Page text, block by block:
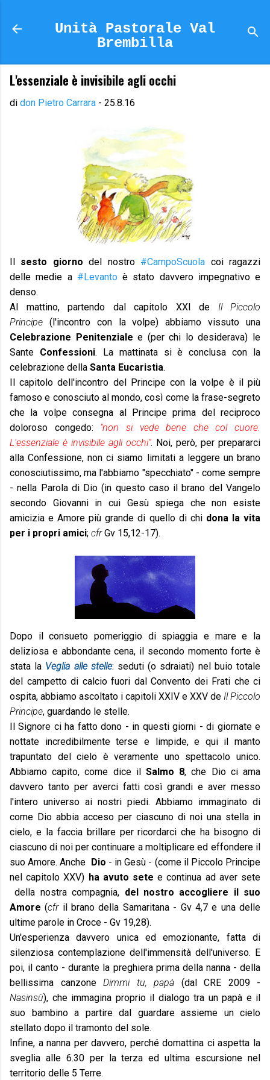
Unità Pastorale Val
Brembilla
L'essenziale è invisibile agli occhi
di don Pietro Carrara - 25.8.16
Il sesto giorno del nostro #CampoScuola coi ragazzi
delle medie a #Levantoè stato davvero impegnativo e
denso.
Al mattino, partendo dal capitolo XXI de Il Piccolo
Principe (l'incontro con la volpe) abbiamo vissuto una
Celebrazione Penitenziale e (per chi lo desiderava) le
Sante Confessioni. La mattinata si è conclusa con la
celebrazione della Santa Eucaristia.
Il capitolo dell'incontro del Principe con la volpe è il più
famoso e conosciuto al mondo, così come la frase-segreto
che la volpe consegna al Principe prima del reciproco
doloroso congedo: "non si vede bene che col cuore.
L'essenziale è invisibile agli occhi". Noi, però, per prepararci
alla Confessione, non ci siamo limitati a leggere un brano
conosciutissimo, ma l'abbiamo "specchiato" - come sempre
- nella Parola di Dio (in questo caso il brano del Vangelo
secondo Giovanni in cui Gesù spiega che non esiste
amicizia e Amore più grande di quello di chi dona la vita
per i propri amici; cfrGv 15,12-17).
Dopo il consueto pomeriggio di spiaggia e mare e la
deliziosa e abbondante cena, il secondo momento forte è
stata la Veglia alle stelle: seduti (o sdraiati) nel buio totale
del campetto di calcio fuori dal Convento dei Frati che ci
ospita, abbiamo ascoltato i capitoli XXIV e XXV de Il Piccolo
Principe, guardando le stelle.
Il Signore ci ha fatto dono - in questi giorni - di giornate e
nottate incredibilmente terse e limpide, e qui il manto
trapuntato del cielo è veramente uno spettacolo unico.
Abbiamo capito, come dice il Salmo 8, che Dio ci ama
davvero tanto per averci fatti così grandi e aver messo
l'intero universo ai nostri piedi. Abbiamo immaginato di
come Dio abbia acceso per ciascuno di noi una stella in
cielo, e la faccia brillare per ricordarci che ha bisogno di
ciascuno di noi per continuare a moltiplicare ed effondere il
suo Amore. Anche Dio - in Gesù - (come il Piccolo Principe
nel capitolo XXV) ha avuto sete e continua ad aver sete
della nostra compagnia, del nostro accogliere il suo
Amore (cfr il brano della Samaritana - Gv 4,7 e una delle
ultime parole in Croce - Gv 19,28).
Un'esperienza davvero unica ed emozionante, fatta di
silenziosa contemplazione dell'immensità dell'universo. E
poi, il canto - durante la preghiera prima della nanna - della
bellissima canzone Dimmi tu, papà (dal CRE 2009 -
Nasinsù), che immagina proprio il dialogo tra un papà e il
suo bambino a partire dal guardare assieme un cielo
stellato dopo il tramonto del sole.
Infine, a nanna per davvero, perché domattina ci aspetta la
sveglia alle 6.30 per la terza ed ultima escursione nel
territorio delle 5 Terre.